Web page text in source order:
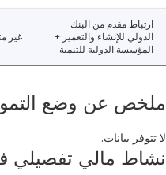
ارتباط مقدم من البنك
الدولي للإنشاء والتعمير +
المؤسسة الدولية للتنمية
غير
ملخص عن وضع التمويل
لا تتوفر بيانات.
نشاط مالي تفصيلي في 2026/